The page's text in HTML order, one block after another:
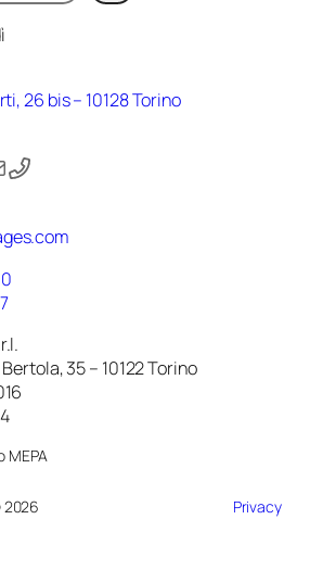
26 bis – 10128 Torino
35 – 10122 Torino
MEPA
2026 Privacy